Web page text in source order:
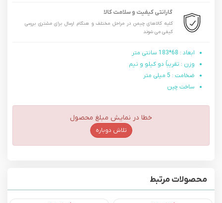
گارانتی کیفیت و سلامت کالا
کلیه کالاهای چیمن در مراحل مختلف و هنگام ارسال برای مشتری بررسی
کیفی می شوند
ابعاد : 68*183 سانتی متر
وزن : تقریباً دو کیلو و نیم
ضخامت : 5 میلی متر
ساخت چین
خطا در نمایش مبلغ محصول
تلاش دوباره
محصولات مرتبط